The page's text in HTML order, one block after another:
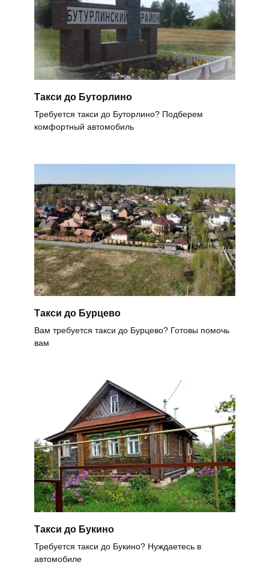
Такси до Буторлино
Требуется такси до Буторлино? Подберем
комфортный автомобиль
Такси до Бурцево
Вам требуется такси до Бурцево? Готовы помочь
вам
Такси до Букино
Требуется такси до Букино? Нуждаетесь в
автомобиле